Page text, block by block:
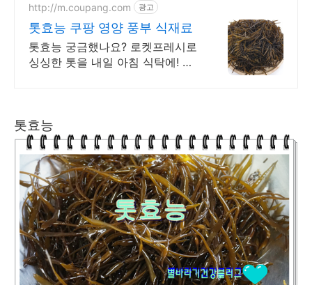
http://m.coupang.com 광고
톳효능 쿠팡 영양 풍부 식재료
톳효능 궁금했나요? 로켓프레시로
싱싱한 톳을 내일 아침 식탁에! 영
톳효능